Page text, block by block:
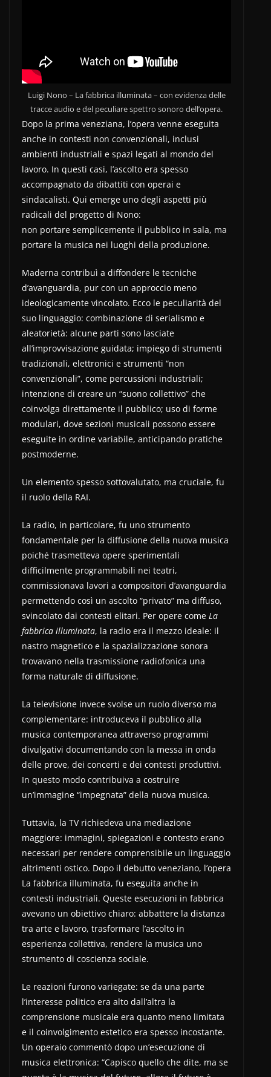
Luigi Nono – La fabbrica illuminata – con evidenza delle
tracce audio e del peculiare spettro sonoro dell’opera.
Dopo la prima veneziana, l’opera venne eseguita
anche in contesti non convenzionali, inclusi
ambienti industriali e spazi legati al mondo del
lavoro. In questi casi, l’ascolto era spesso
accompagnato da dibattiti con operai e
sindacalisti. Qui emerge uno degli aspetti più
radicali del progetto di Nono:
non portare semplicemente il pubblico in sala, ma
portare la musica nei luoghi della produzione.
Maderna contribuì a diffondere le tecniche
d’avanguardia, pur con un approccio meno
ideologicamente vincolato. Ecco le peculiarità del
suo linguaggio: combinazione di serialismo e
aleatorietà: alcune parti sono lasciate
all’improvvisazione guidata; impiego di strumenti
tradizionali, elettronici e strumenti “non
convenzionali”, come percussioni industriali;
intenzione di creare un “suono collettivo” che
coinvolga direttamente il pubblico; uso di forme
modulari, dove sezioni musicali possono essere
eseguite in ordine variabile, anticipando pratiche
postmoderne.
Un elemento spesso sottovalutato, ma cruciale, fu
il ruolo della RAI.
La radio, in particolare, fu uno strumento
fondamentale per la diffusione della nuova musica
poiché trasmetteva opere sperimentali
difficilmente programmabili nei teatri,
commissionava lavori a compositori d’avanguardia
permettendo così un ascolto “privato” ma diffuso,
svincolato dai contesti elitari. Per opere come La
fabbrica illuminata, la radio era il mezzo ideale: il
nastro magnetico e la spazializzazione sonora
trovavano nella trasmissione radiofonica una
forma naturale di diffusione.
La televisione invece svolse un ruolo diverso ma
complementare: introduceva il pubblico alla
musica contemporanea attraverso programmi
divulgativi documentando con la messa in onda
delle prove, dei concerti e dei contesti produttivi.
In questo modo contribuiva a costruire
un’immagine “impegnata” della nuova musica.
Tuttavia, la TV richiedeva una mediazione
maggiore: immagini, spiegazioni e contesto erano
necessari per rendere comprensibile un linguaggio
altrimenti ostico. Dopo il debutto veneziano, l’opera
La fabbrica illuminata, fu eseguita anche in
contesti industriali. Queste esecuzioni in fabbrica
avevano un obiettivo chiaro: abbattere la distanza
tra arte e lavoro, trasformare l’ascolto in
esperienza collettiva, rendere la musica uno
strumento di coscienza sociale.
Le reazioni furono variegate: se da una parte
l’interesse politico era alto dall’altra la
comprensione musicale era quanto meno limitata
e il coinvolgimento estetico era spesso incostante.
Un operaio commentò dopo un’esecuzione di
musica elettronica: “Capisco quello che dite, ma se